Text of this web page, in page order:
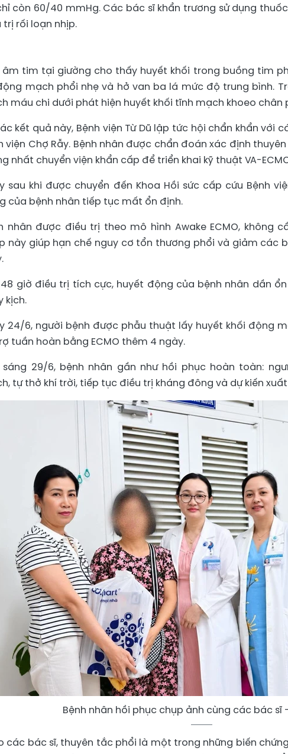
còn 60/40 mmHg. Các bác sĩ khẩn trương sử dụng
trị rối loạn nhịp.
âm tim tại giường cho thấy huyết khối trong buồng tim
mạch phổi nhẹ và hở van ba lá mức độ trung bình.
máu chi dưới phát hiện huyết khối tĩnh mạch khoeo chân
kết quả này, Bệnh viện Từ Dũ lập tức hội chẩn khẩn với
viện Chợ Rẫy. Bệnh nhân được chẩn đoán xác định
nhất chuyển viện khẩn cấp để triển khai kỹ thuật VA-
sau khi được chuyển đến Khoa Hồi sức cấp cứu Bệnh
của bệnh nhân tiếp tục mất ổn định.
nhân được điều trị theo mô hình Awake ECMO, không
này giúp hạn chế nguy cơ tổn thương phổi và giảm các
48 giờ điều trị tích cực, huyết động của bệnh nhân dần
kịch.
24/6, người bệnh được phẫu thuật lấy huyết khối động
tuần hoàn bằng ECMO thêm 4 ngày.
29/6, bệnh nhân gần như hồi phục hoàn toàn:
tự thở khí trời, tiếp tục điều trị kháng đông và dự kiến xuất
Bệnh nhân hồi phục chụp ảnh cùng các bác sĩ
các bác sĩ, thuyên tắc phổi là một trong những biến